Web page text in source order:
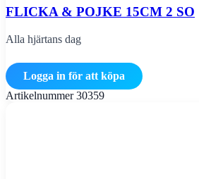
FLICKA & POJKE 15CM 2 SO
Alla hjärtans dag
Logga in för att köpa
Artikelnummer30359